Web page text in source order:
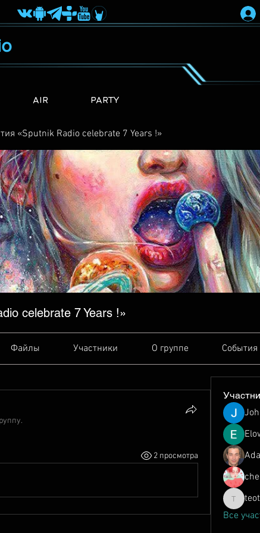
AIR PARTY
«Sputnik Radio сelebrate 7 Years !»
сelebrate 7 Years !»
Файлы Участники О группе События
2 просмотра
Все